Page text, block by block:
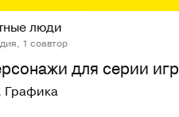
люди
1 соавтор
для серии игр
Графика